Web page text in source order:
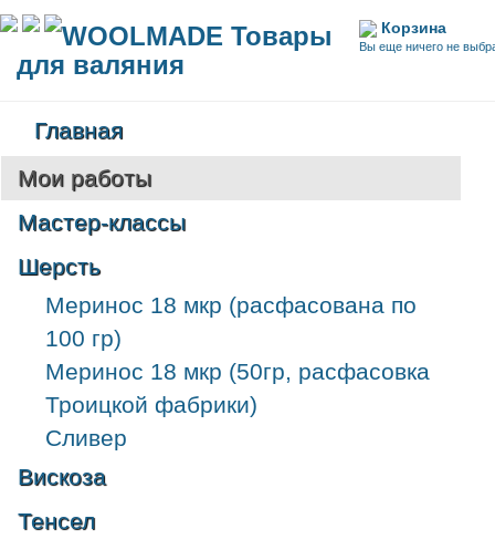
Корзина
Вы еще ничего не
WOOLMADE Товары
для валяния
Главная
Мои работы
Мастер-классы
Шерсть
Меринос 18 мкр (расфасована по
100 гр)
Меринос 18 мкр (50гр, расфасовка
Троицкой фабрики)
Сливер
Вискоза
Тенсел